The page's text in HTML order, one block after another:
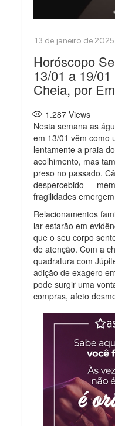
Horóscopo
13/01 a 19/
Cheia, por
1.287 Views
Nesta semana as
em 13/01 vêm como
lentamente a praia
acolhimento, mas
preso no passado.
despercebido —
fragilidades
Relacionamentos
lar estarão em
que o seu corpo
de atenção. Com a
quadratura com
adição de exagero
pode surgir uma
compras, afeto